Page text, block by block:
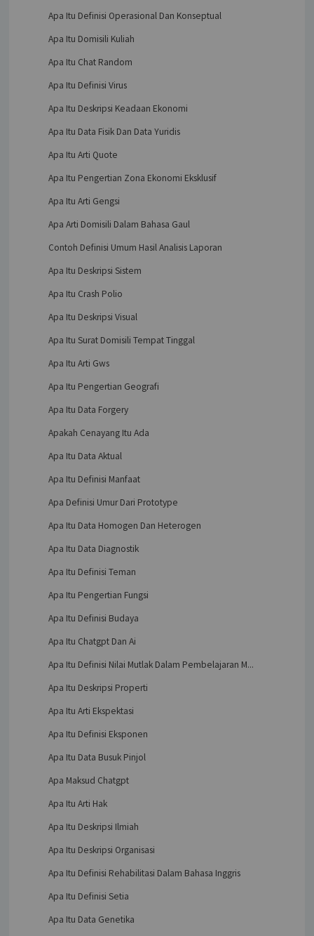
Apa Itu Definisi Operasional Dan Konseptual
Apa Itu Domisili Kuliah
Apa Itu Chat Random
Apa Itu Definisi Virus
Apa Itu Deskripsi Keadaan Ekonomi
Apa Itu Data Fisik Dan Data Yuridis
Apa Itu Arti Quote
Apa Itu Pengertian Zona Ekonomi Eksklusif
Apa Itu Arti Gengsi
Apa Arti Domisili Dalam Bahasa Gaul
Contoh Definisi Umum Hasil Analisis Laporan
Apa Itu Deskripsi Sistem
Apa Itu Crash Polio
Apa Itu Deskripsi Visual
Apa Itu Surat Domisili Tempat Tinggal
Apa Itu Arti Gws
Apa Itu Pengertian Geografi
Apa Itu Data Forgery
Apakah Cenayang Itu Ada
Apa Itu Data Aktual
Apa Itu Definisi Manfaat
Apa Definisi Umur Dari Prototype
Apa Itu Data Homogen Dan Heterogen
Apa Itu Data Diagnostik
Apa Itu Definisi Teman
Apa Itu Pengertian Fungsi
Apa Itu Definisi Budaya
Apa Itu Chatgpt Dan Ai
Apa Itu Definisi Nilai Mutlak Dalam Pembelajaran M...
Apa Itu Deskripsi Properti
Apa Itu Arti Ekspektasi
Apa Itu Definisi Eksponen
Apa Itu Data Busuk Pinjol
Apa Maksud Chatgpt
Apa Itu Arti Hak
Apa Itu Deskripsi Ilmiah
Apa Itu Deskripsi Organisasi
Apa Itu Definisi Rehabilitasi Dalam Bahasa Inggris
Apa Itu Definisi Setia
Apa Itu Data Genetika